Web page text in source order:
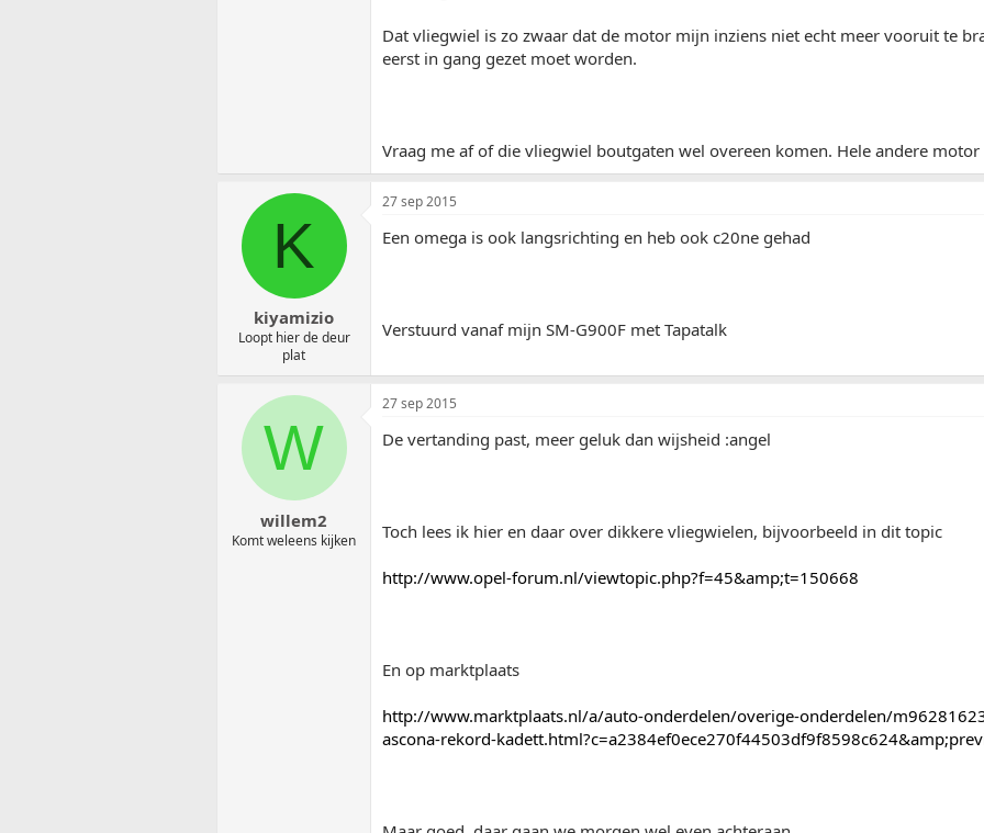
Dat vliegwiel is zo zwaar dat de motor mijn inziens niet echt meer vooruit te
eerst in gang gezet moet worden.
Vraag me af of die vliegwiel boutgaten wel overeen komen. Hele andere motor
K
kiyamizio
Loopt hier de deur
plat
27 sep 2015
Een omega is ook langsrichting en heb ook c20ne gehad
Verstuurd vanaf mijn SM-G900F met Tapatalk
W
willem2
Komt weleens kijken
27 sep 2015
De vertanding past, meer geluk dan wijsheid :angel
Toch lees ik hier en daar over dikkere vliegwielen, bijvoorbeeld in dit topic
http://www.opel-forum.nl/viewtopic.php?f=45&amp;t=150668
En op marktplaats
http://www.marktplaats.nl/a/auto-onderdelen/overige-onderdelen/
ascona-rekord-